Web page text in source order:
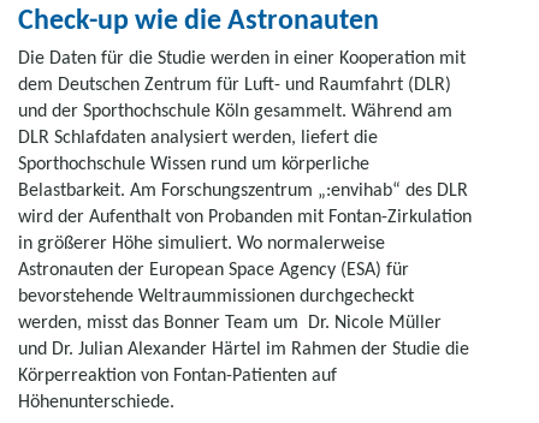
Check-up wie die Astronauten
Die Daten für die Studie werden in einer Kooperation mit
dem Deutschen Zentrum für Luft- und Raumfahrt (DLR)
und der Sporthochschule Köln gesammelt. Während am
DLR Schlafdaten analysiert werden, liefert die
Sporthochschule Wissen rund um körperliche
Belastbarkeit. Am Forschungszentrum „:envihab“ des DLR
wird der Aufenthalt von Probanden mit Fontan-Zirkulation
in größerer Höhe simuliert. Wo normalerweise
Astronauten der European Space Agency (ESA) für
bevorstehende Weltraummissionen durchgecheckt
werden, misst das Bonner Team um Dr. Nicole Müller
und Dr. Julian Alexander Härtel im Rahmen der Studie die
Körperreaktion von Fontan-Patienten auf
Höhenunterschiede.